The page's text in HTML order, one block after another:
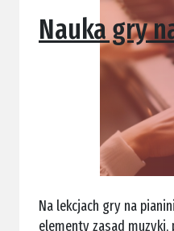
Nauka gry
Na lekcjach gry na
elementy zasad